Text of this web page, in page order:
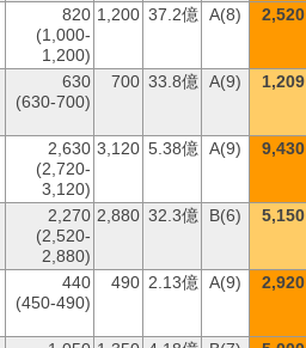
820
(1,000-
1,200)
1,200 37.2億 A(8) 2,520
630
(630-700)
700 33.8億 A(9) 1,209
2,630
(2,720-
3,120)
3,120 5.38億 A(9) 9,430
2,270
(2,520-
2,880)
2,880 32.3億 B(6) 5,150
440
(450-490)
490 2.13億 A(9) 2,920